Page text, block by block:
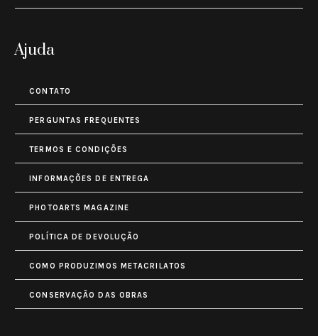
Ajuda
CONTATO
PERGUNTAS FREQUENTES
TERMOS E CONDIÇÕES
INFORMAÇÕES DE ENTREGA
PHOTOARTS MAGAZINE
POLÍTICA DE DEVOLUÇÃO
COMO PRODUZIMOS METACRILATOS
CONSERVAÇÃO DAS OBRAS